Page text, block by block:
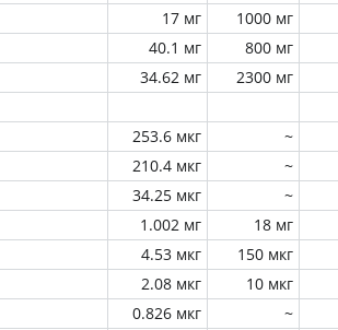
17 мг 1000 мг
40.1 мг 800 мг
34.62 мг 2300 мг
253.6 мкг
~
210.4 мкг
~
34.25 мкг
~
1.002 мг 18 мг
4.53 мкг 150 мкг
2.08 мкг 10 мкг
0.826 мкг
~